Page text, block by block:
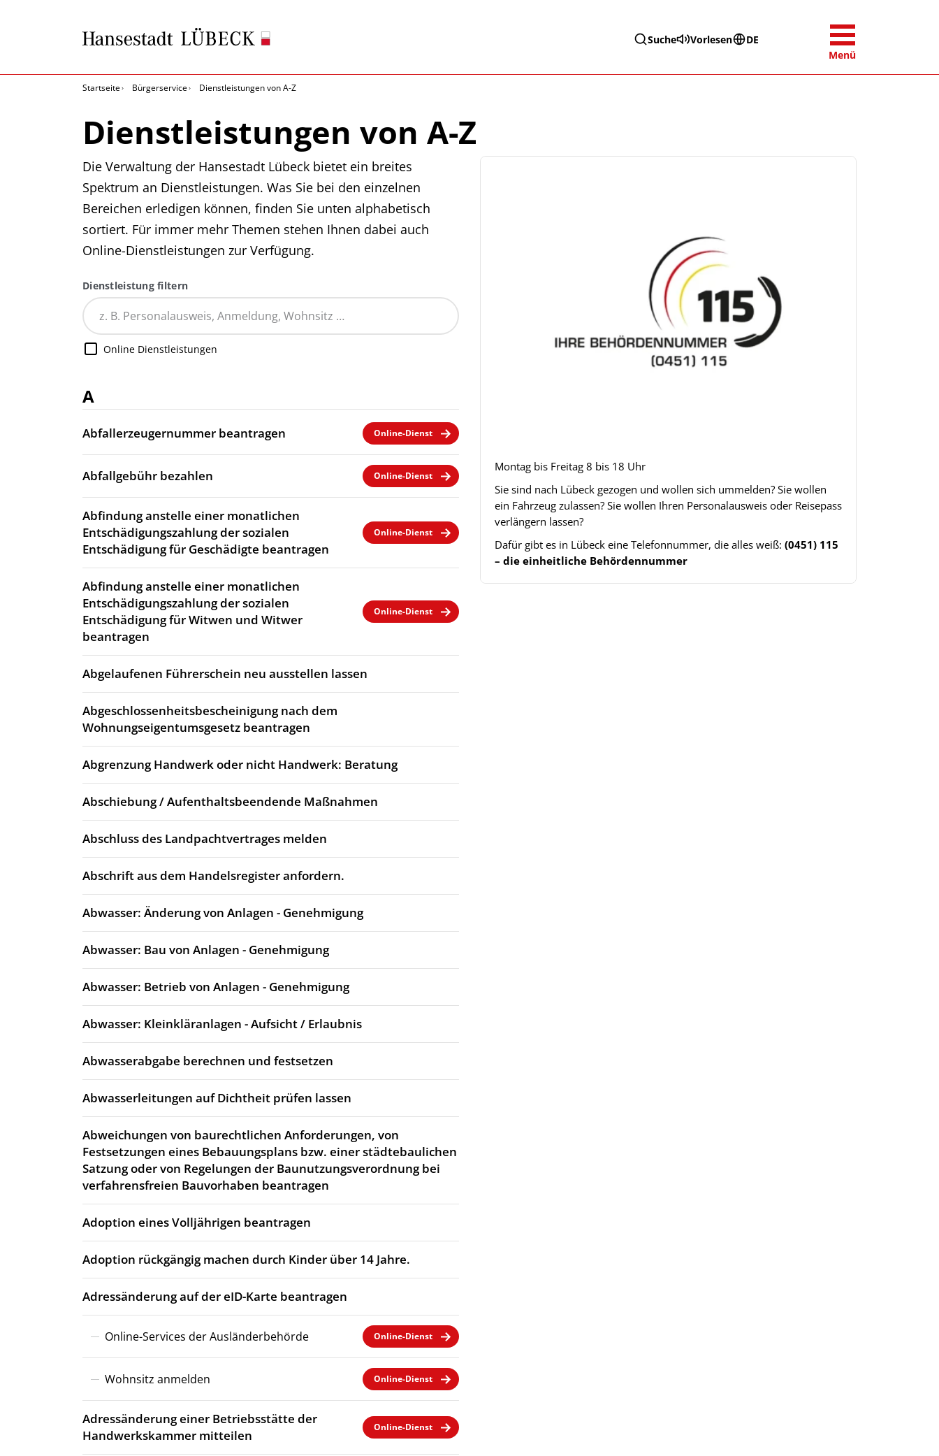
Suche Vorlesen
DE
Menü
Startseite Bürgerservice Dienstleistungen von A-Z
Dienstleistungen von A-Z
Die Verwaltung der Hansestadt Lübeck bietet ein breites
Spektrum an Dienstleistungen. Was Sie bei den einzelnen
Bereichen erledigen können, finden Sie unten alphabetisch
sortiert. Für immer mehr Themen stehen Ihnen dabei auch
Online-Dienstleistungen zur Verfügung.
Dienstleistung filtern
Online Dienstleistungen
A
Abfallerzeugernummer beantragen Online-Dienst
Abfallgebühr bezahlen Online-Dienst
Abfindung anstelle einer monatlichen
Entschädigungszahlung der sozialen
Entschädigung für Geschädigte beantragen
Online-Dienst
Abfindung anstelle einer monatlichen
Entschädigungszahlung der sozialen
Entschädigung für Witwen und Witwer
beantragen
Online-Dienst
Abgelaufenen Führerschein neu ausstellen lassen
Abgeschlossenheitsbescheinigung nach dem
Wohnungseigentumsgesetz beantragen
Abgrenzung Handwerk oder nicht Handwerk: Beratung
Abschiebung / Aufenthaltsbeendende Maßnahmen
Abschluss des Landpachtvertrages melden
Abschrift aus dem Handelsregister anfordern.
Abwasser: Änderung von Anlagen - Genehmigung
Abwasser: Bau von Anlagen - Genehmigung
Abwasser: Betrieb von Anlagen - Genehmigung
Abwasser: Kleinkläranlagen - Aufsicht / Erlaubnis
Abwasserabgabe berechnen und festsetzen
Abwasserleitungen auf Dichtheit prüfen lassen
Abweichungen von baurechtlichen Anforderungen, von
Festsetzungen eines Bebauungsplans bzw. einer städtebaulichen
Satzung oder von Regelungen der Baunutzungsverordnung bei
verfahrensfreien Bauvorhaben beantragen
Adoption eines Volljährigen beantragen
Adoption rückgängig machen durch Kinder über 14 Jahre.
Adressänderung auf der eID-Karte beantragen
Online-Services der Ausländerbehörde Online-Dienst
Wohnsitz anmelden Online-Dienst
Adressänderung einer Betriebsstätte der
Handwerkskammer mitteilen
Online-Dienst
Montag bis Freitag 8 bis 18 Uhr
Sie sind nach Lübeck gezogen und wollen sich ummelden? Sie wollen
ein Fahrzeug zulassen? Sie wollen Ihren Personalausweis oder Reisepass
verlängern lassen?
Dafür gibt es in Lübeck eine Telefonnummer, die alles weiß: (0451) 115
– die einheitliche Behördennummer